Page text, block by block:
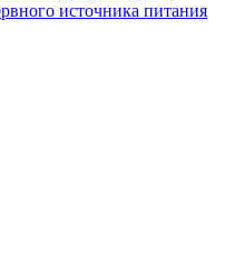
источника питания